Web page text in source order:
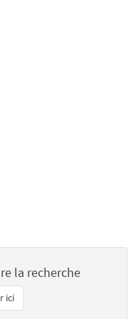
la recherche
ici